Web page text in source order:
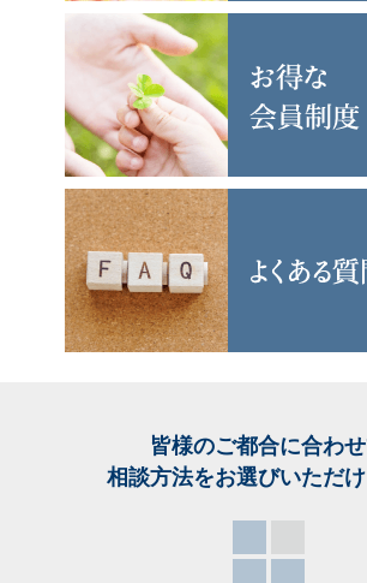
皆様のご都合に合わ
相談方法をお選びいただけ